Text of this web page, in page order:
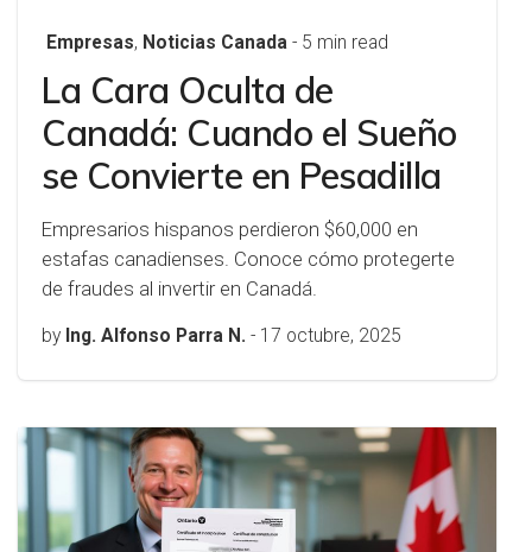
Empresas, Noticias Canada - 5 min read
La Cara Oculta de
Canadá: Cuando el Sueño
se Convierte en Pesadilla
Empresarios hispanos perdieron $60,000 en
estafas canadienses. Conoce cómo protegerte
de fraudes al invertir en Canadá.
by Ing. Alfonso Parra N. - 17 octubre, 2025